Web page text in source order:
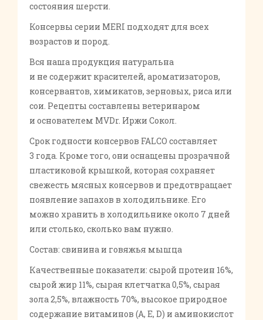
состояния шерсти.
Консервы серии MERI подходят для всех
возрастов и пород.
Вся наша продукция натуральна
и не содержит красителей, ароматизаторов,
консервантов, химикатов, зерновых, риса или
сои. Рецепты составлены ветеринаром
и основателем MVDr. Иржи Сокол.
Срок годности консервов FALCO составляет
3 года. Кроме того, они оснащены прозрачной
пластиковой крышкой, которая сохраняет
свежесть мясных консервов и предотвращает
появление запахов в холодильнике. Его
можно хранить в холодильнике около 7 дней
или столько, сколько вам нужно.
Состав: свинина и говяжья мышца
Качественные показатели: сырой протеин 16%,
сырой жир 11%, сырая клетчатка 0,5%, сырая
зола 2,5%, влажность 70%, высокое природное
содержание витаминов (А, Е, D) и аминокислот